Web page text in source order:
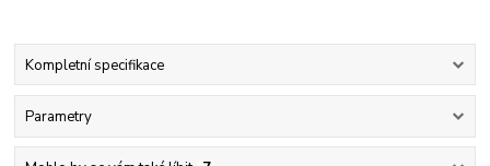
Kompletní specifikace
Parametry